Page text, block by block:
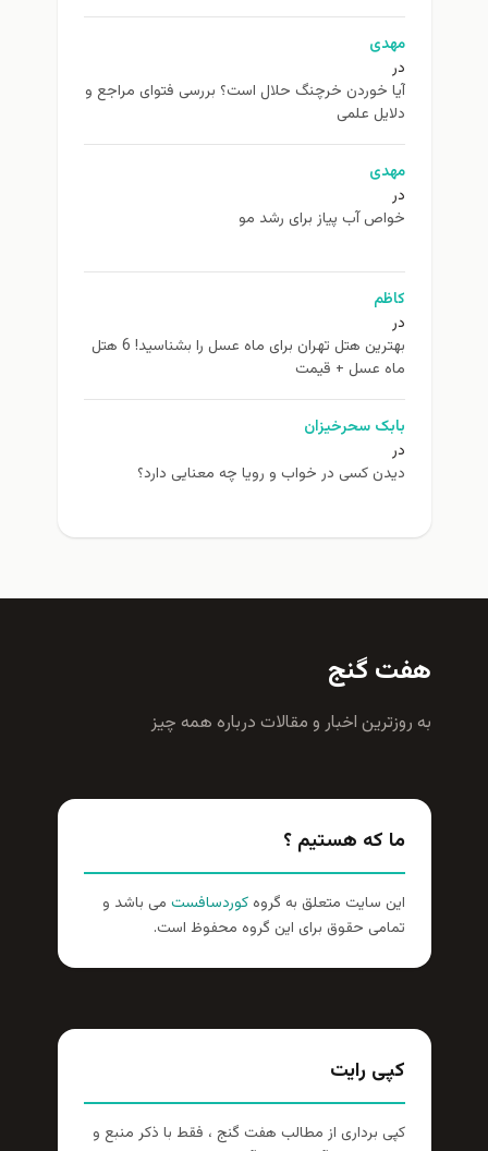
مهدی
در
آیا خوردن خرچنگ حلال است؟ بررسی فتوای مراجع و
دلایل علمی
مهدی
در
خواص آب پیاز برای رشد مو
کاظم
در
بهترین هتل تهران برای ماه عسل را بشناسید! 6 هتل
ماه عسل + قیمت
بابک سحرخیزان
در
دیدن کسی در خواب و رویا چه معنایی دارد؟
هفت گنج
به روزترين اخبار و مقالات درباره همه چيز
ما که هستیم ؟
این سایت متعلق به گروهکوردسافست می باشد و
تمامی حقوق برای این گروه محفوظ است.
کپی رایت
کپی برداری از مطالب هفت گنج ، فقط با ذکر منبع و